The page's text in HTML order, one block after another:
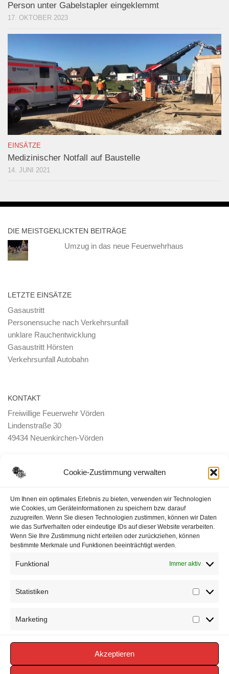
Cookie-Zustimmung verwalten
Um Ihnen ein optimales Erlebnis zu bieten, verwenden wir Technologien
wie Cookies, um Geräteinformationen zu speichern bzw. darauf
zuzugreifen. Wenn Sie diesen Technologien zustimmen, können wir Daten
wie das Surfverhalten oder eindeutige IDs auf dieser Website verarbeiten.
Wenn Sie Ihre Zustimmung nicht erteilen oder zurückziehen, können
bestimmte Merkmale und Funktionen beeinträchtigt werden.
Funktional Immer aktiv
Statistiken
Marketing
Akzeptieren
Person unter Gabelstapler eingeklemmt
17. OKTOBER 2023
EINSÄTZE
Medizinischer Notfall auf Baustelle
14. JUNI 2021
DIE MEISTGEKLICKTEN BEITRÄGE
Umzug in das neue Feuerwehrhaus
LETZTE EINSÄTZE
Gasaustritt
Personensuche nach Verkehrsunfall
unklare Rauchentwicklung
Gasaustritt Hörsten
Verkehrsunfall Autobahn
KONTAKT
Freiwillige Feuerwehr Vörden
Lindenstraße 30
49434 Neuenkirchen-Vörden
Datenschutzerklärung
Impressum
Cookie-Richtlinie (EU)
Copyright © 2026 FEUERWEHR VÖRDEN -